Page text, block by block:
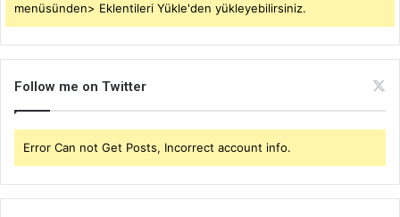
menüsünden> Eklentileri Yükle'den yükleyebilirsiniz.
Follow me on Twitter
Error Can not Get Posts, Incorrect account info.